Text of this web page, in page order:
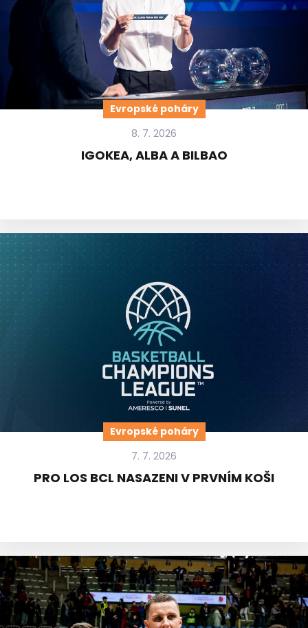
Evropské poháry
8. 7. 2026
IGOKEA, ALBA A BILBAO
Evropské poháry
7. 7. 2026
PRO LOS BCL NASAZENI V PRVNÍM KOŠI